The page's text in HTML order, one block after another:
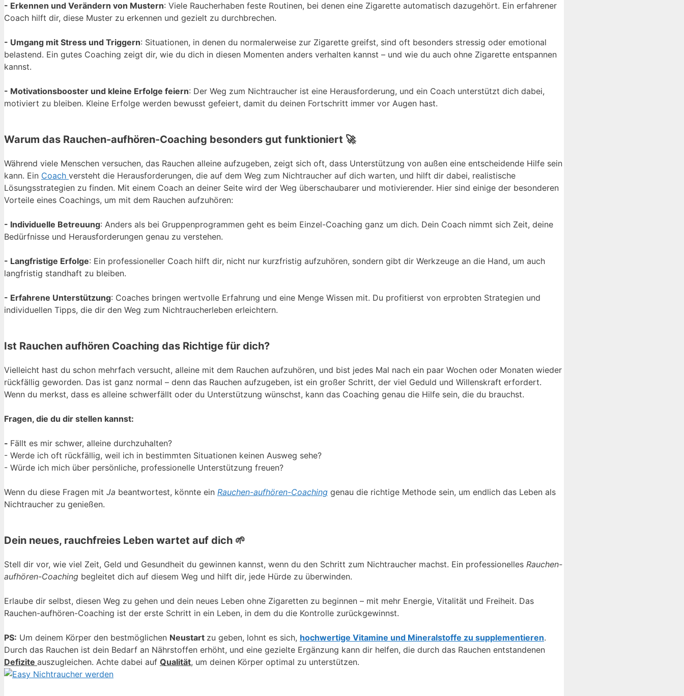
- Erkennen und Verändern von Mustern: Viele Raucherhaben feste Routinen, bei denen eine Zigarette automatisch dazugehört. Ein erfahrener
Coach hilft dir, diese Muster zu erkennen und gezielt zu durchbrechen.
- Umgang mit Stress und Triggern: Situationen, in denen du normalerweise zur Zigarette greifst, sind oft besonders stressig oder emotional
belastend. Ein gutes Coaching zeigt dir, wie du dich in diesen Momenten anders verhalten kannst – und wie du auch ohne Zigarette entspannen
kannst.
- Motivationsbooster und kleine Erfolge feiern: Der Weg zum Nichtraucher ist eine Herausforderung, und ein Coach unterstützt dich dabei,
motiviert zu bleiben. Kleine Erfolge werden bewusst gefeiert, damit du deinen Fortschritt immer vor Augen hast.
Warum das Rauchen-aufhören-Coaching besonders gut funktioniert 🚀
Während viele Menschen versuchen, das Rauchen alleine aufzugeben, zeigt sich oft, dass Unterstützung von außen eine entscheidende Hilfe sein
kann. Ein Coach versteht die Herausforderungen, die auf dem Weg zum Nichtraucher auf dich warten, und hilft dir dabei, realistische
Lösungsstrategien zu finden. Mit einem Coach an deiner Seite wird der Weg überschaubarer und motivierender. Hier sind einige der besonderen
Vorteile eines Coachings, um mit dem Rauchen aufzuhören:
- Individuelle Betreuung: Anders als bei Gruppenprogrammen geht es beim Einzel-Coaching ganz um dich. Dein Coach nimmt sich Zeit, deine
Bedürfnisse und Herausforderungen genau zu verstehen.
- Langfristige Erfolge: Ein professioneller Coach hilft dir, nicht nur kurzfristig aufzuhören, sondern gibt dir Werkzeuge an die Hand, um auch
langfristig standhaft zu bleiben.
- Erfahrene Unterstützung: Coaches bringen wertvolle Erfahrung und eine Menge Wissen mit. Du profitierst von erprobten Strategien und
individuellen Tipps, die dir den Weg zum Nichtraucherleben erleichtern.
Ist Rauchen aufhören Coaching das Richtige für dich?
Vielleicht hast du schon mehrfach versucht, alleine mit dem Rauchen aufzuhören, und bist jedes Mal nach ein paar Wochen oder Monaten wieder
rückfällig geworden. Das ist ganz normal – denn das Rauchen aufzugeben, ist ein großer Schritt, der viel Geduld und Willenskraft erfordert.
Wenn du merkst, dass es alleine schwerfällt oder du Unterstützung wünschst, kann das Coaching genau die Hilfe sein, die du brauchst.
Fragen, die du dir stellen kannst:
- Fällt es mir schwer, alleine durchzuhalten?
- Werde ich oft rückfällig, weil ich in bestimmten Situationen keinen Ausweg sehe?
- Würde ich mich über persönliche, professionelle Unterstützung freuen?
Wenn du diese Fragen mit Ja beantwortest, könnte ein Rauchen-aufhören-Coaching genau die richtige Methode sein, um endlich das Leben als
Nichtraucher zu genießen.
Dein neues, rauchfreies Leben wartet auf dich 🌱
Stell dir vor, wie viel Zeit, Geld und Gesundheit du gewinnen kannst, wenn du den Schritt zum Nichtraucher machst. Ein professionelles Rauchen-
aufhören-Coaching begleitet dich auf diesem Weg und hilft dir, jede Hürde zu überwinden.
Erlaube dir selbst, diesen Weg zu gehen und dein neues Leben ohne Zigaretten zu beginnen – mit mehr Energie, Vitalität und Freiheit. Das
Rauchen-aufhören-Coaching ist der erste Schritt in ein Leben, in dem du die Kontrolle zurückgewinnst.
PS: Um deinem Körper den bestmöglichen Neustart zu geben, lohnt es sich, hochwertige Vitamine und Mineralstoffe zu supplementieren.
Durch das Rauchen ist dein Bedarf an Nährstoffen erhöht, und eine gezielte Ergänzung kann dir helfen, die durch das Rauchen entstandenen
Defizite auszugleichen. Achte dabei auf Qualität, um deinen Körper optimal zu unterstützen.